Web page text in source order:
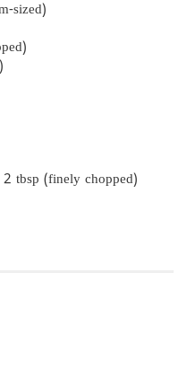
sized)
2 tbsp (finely chopped)